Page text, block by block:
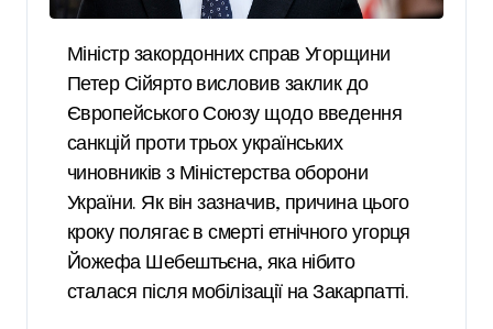
Міністр закордонних справ Угорщини
Петер Сійярто висловив заклик до
Європейського Союзу щодо введення
санкцій проти трьох українських
чиновників з Міністерства оборони
України. Як він зазначив, причина цього
кроку полягає в смерті етнічного угорця
Йожефа Шебештьєна, яка нібито
сталася після мобілізації на Закарпатті.